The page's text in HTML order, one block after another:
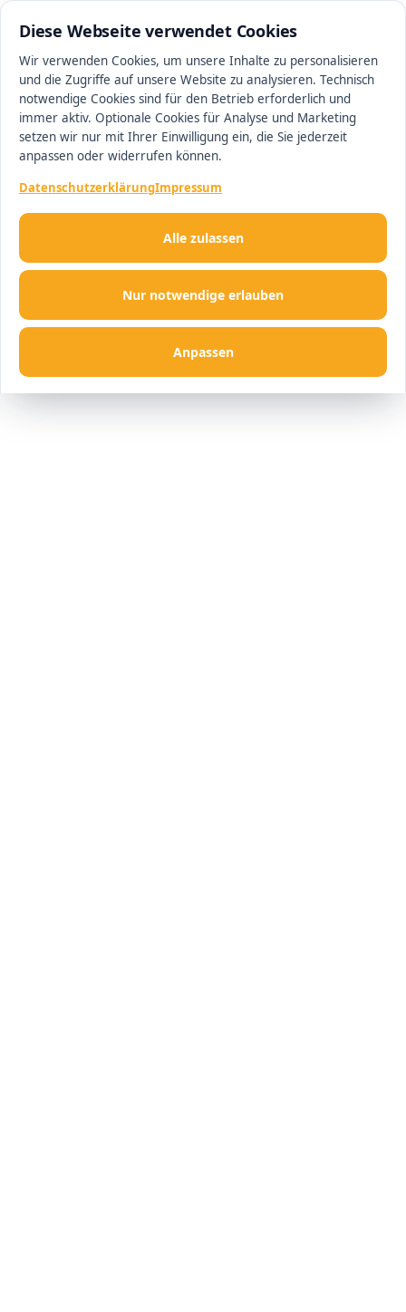
Diese Webseite verwendet Cookies
Wir verwenden Cookies, um unsere Inhalte zu personalisieren
und die Zugriffe auf unsere Website zu analysieren. Technisch
notwendige Cookies sind für den Betrieb erforderlich und
immer aktiv. Optionale Cookies für Analyse und Marketing
setzen wir nur mit Ihrer Einwilligung ein, die Sie jederzeit
anpassen oder widerrufen können.
DatenschutzerklärungImpressum
Nur notwendige erlauben
Anpassen
Alle zulassen